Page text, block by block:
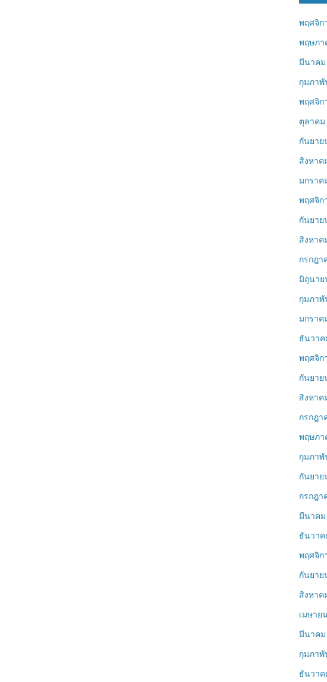
พฤศจิก
พฤษภา
มีนาคม
กุมภาพั
พฤศจิก
ตุลาคม
กันยาย
สิงหาค
มกราค
พฤศจิก
กันยาย
สิงหาค
กรกฎา
มิถุนาย
กุมภาพั
มกราค
ธันวาค
พฤศจิก
กันยาย
สิงหาค
กรกฎา
พฤษภา
กุมภา
กันยาย
กรกฎา
มีนาคม
ธันวาค
พฤศจิก
กันยาย
สิงหาค
เมษาย
มีนาคม
กุมภาพั
ธันวาค